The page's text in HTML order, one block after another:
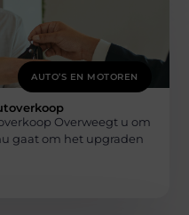
AUTO’S EN MOTOREN
Overweegt u om
gaat om het upgraden